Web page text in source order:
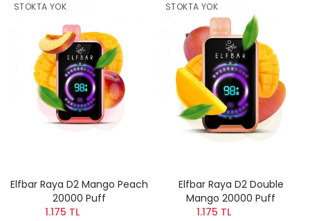
STOKTA YOK
Elfbar Raya D2 Mango Peach
20000 Puff
1.175 TL
STOKTA YOK
Elfbar Raya D2 Double
Mango 20000 Puff
1.175 TL